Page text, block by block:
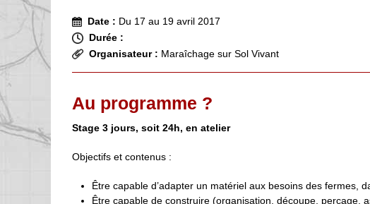
Date : Du 17 au 19 avril 2017
Durée :
Organisateur : Maraîchage sur Sol Vivant
Au programme ?
Stage 3 jours, soit 24h, en atelier
Objectifs et contenus :
Être capable d’adapter un matériel aux besoins des fermes,
Être capable de construire (organisation, découpe, perçage,